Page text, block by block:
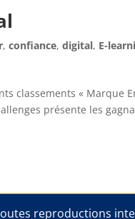
,confiance,digital, E-
classements « Marque
présente les
reproductions